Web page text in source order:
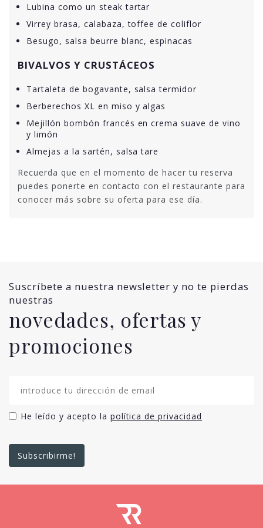
Lubina como un steak tartar
Virrey brasa, calabaza, toffee de coliflor
Besugo, salsa beurre blanc, espinacas
BIVALVOS Y CRUSTÁCEOS
Tartaleta de bogavante, salsa termidor
Berberechos XL en miso y algas
Mejillón bombón francés en crema suave de vino
y limón
Almejas a la sartén, salsa tare
Recuerda que en el momento de hacer tu reserva
puedes ponerte en contacto con el restaurante para
conocer más sobre su oferta para ese día.
Suscríbete a nuestra newsletter y no te pierdas
nuestras
novedades, ofertas y
promociones
He leído y acepto la política de privacidad